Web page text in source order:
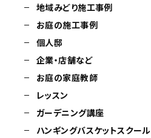
地域みどり施工事例
お庭の施工事例
個人邸
企業・店舗など
お庭の家庭教師
レッスン
ガーデニング講座
ハンギングバスケットスクール